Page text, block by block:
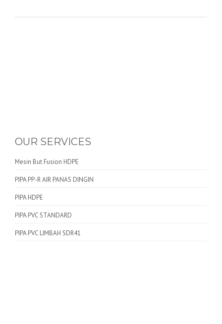
OUR SERVICES
Mesin But Fusion HDPE
PIPA PP-R AIR PANAS DINGIN
PIPA HDPE
PIPA PVC STANDARD
PIPA PVC LIMBAH SDR41